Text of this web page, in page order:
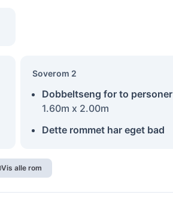
Soverom 2
Dobbeltseng for to personer
1.60m x 2.00m
Dette rommet har eget bad
Vis alle rom